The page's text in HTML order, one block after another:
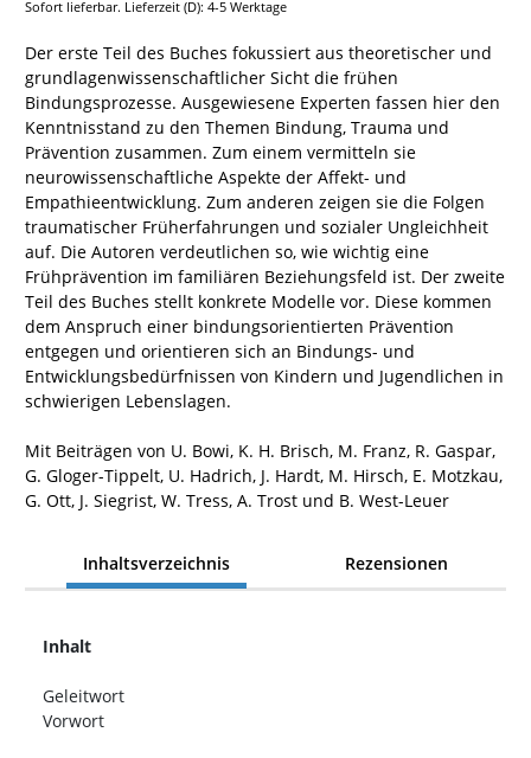
Sofort lieferbar. Lieferzeit (D): 4-5 Werktage
Der erste Teil des Buches fokussiert aus theoretischer und
grundlagenwissenschaftlicher Sicht die frühen
Bindungsprozesse. Ausgewiesene Experten fassen hier den
Kenntnisstand zu den Themen Bindung, Trauma und
Prävention zusammen. Zum einem vermitteln sie
neurowissenschaftliche Aspekte der Affekt- und
Empathieentwicklung. Zum anderen zeigen sie die Folgen
traumatischer Früherfahrungen und sozialer Ungleichheit
auf. Die Autoren verdeutlichen so, wie wichtig eine
Frühprävention im familiären Beziehungsfeld ist. Der zweite
Teil des Buches stellt konkrete Modelle vor. Diese kommen
dem Anspruch einer bindungsorientierten Prävention
entgegen und orientieren sich an Bindungs- und
Entwicklungsbedürfnissen von Kindern und Jugendlichen in
schwierigen Lebenslagen.
Mit Beiträgen von U. Bowi, K. H. Brisch, M. Franz, R. Gaspar,
G. Gloger-Tippelt, U. Hadrich, J. Hardt, M. Hirsch, E. Motzkau,
G. Ott, J. Siegrist, W. Tress, A. Trost und B. West-Leuer
Inhaltsverzeichnis Rezensionen
Inhalt
Geleitwort
Vorwort